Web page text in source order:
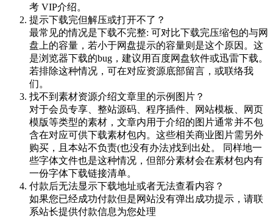
考 VIP介绍。
提示下载完但解压或打开不了？
最常见的情况是下载不完整: 可对比下载完压缩包的与网
盘上的容量，若小于网盘提示的容量则是这个原因。这
是浏览器下载的bug，建议用百度网盘软件或迅雷下载。
若排除这种情况，可在对应资源底部留言，或联络我
们。
找不到素材资源介绍文章里的示例图片？
对于会员专享、整站源码、程序插件、网站模板、网页
模版等类型的素材，文章内用于介绍的图片通常并不包
含在对应可供下载素材包内。这些相关商业图片需另外
购买，且本站不负责(也没有办法)找到出处。 同样地一
些字体文件也是这种情况，但部分素材会在素材包内有
一份字体下载链接清单。
付款后无法显示下载地址或者无法查看内容？
如果您已经成功付款但是网站没有弹出成功提示，请联
系站长提供付款信息为您处理